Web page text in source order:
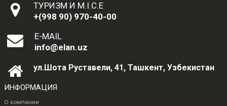
ТУРИЗМ И M.I.C.E
+(998 90) 970-40-00
E-MAIL
info@elan.uz
ул.Шота Руставели, 41, Ташкент, Узбекистан
ИНФОРМАЦИЯ
О компании